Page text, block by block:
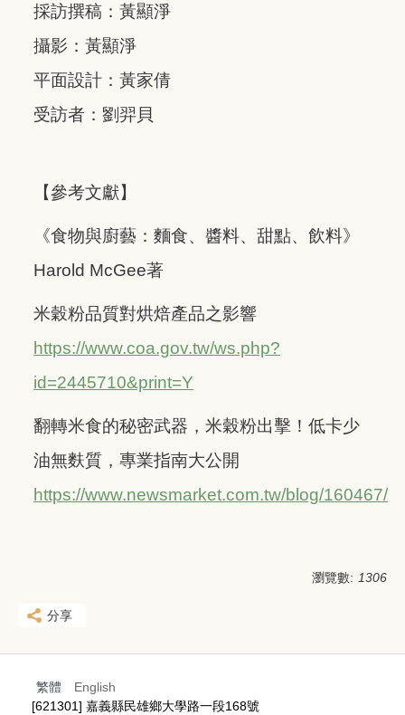
採訪撰稿：黃顯淨
攝影：黃顯淨
平面設計：黃家倩
受訪者：劉羿貝
【參考文獻】
《食物與廚藝：麵食、醬料、甜點、飲料》
Harold McGee著
米穀粉品質對烘焙產品之影響
https://www.coa.gov.tw/ws.php?
id=2445710&print=Y
翻轉米食的秘密武器，米穀粉出擊！低卡少
油無麩質，專業指南大公開
https://www.newsmarket.com.tw/blog/160467/
瀏覽數: 1306
分享
繁體
English
[621301] 嘉義縣民雄鄉大學路一段168號